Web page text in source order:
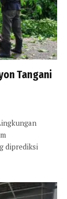
Tangani
diprediksi